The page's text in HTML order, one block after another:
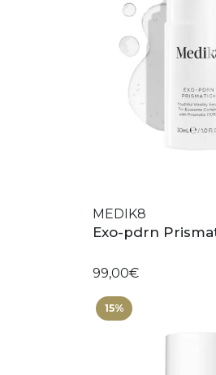
MEDIK8
Exo-pdrn
99,00€
15%